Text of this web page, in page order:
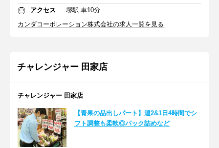
アクセス
堺駅 車10分
カンダコーポレーション株式会社の求人一覧を見る
チャレンジャー 田家店
チャレンジャー 田家店
【青果の品出しパート】週2&1日4時間でシ
フト調整も柔軟◎パック詰めなど